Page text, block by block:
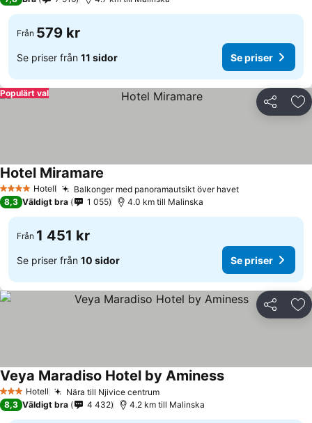
Från 579 kr
Se priser från 11 sidor Se priser
Dela
Populärt val
4 StjärnorHotell Balkonger med panoramautsikt över havet
Hotel Miramare
8,3 Väldigt bra 1 055 4.0 km till Malinska
Från 1 451 kr
Se priser från 10 sidor Se priser
Dela
3 StjärnorHotell Nära till Njivice centrum
Veya Maradiso Hotel by Aminess
8,3 Väldigt bra 4 432 4.2 km till Malinska